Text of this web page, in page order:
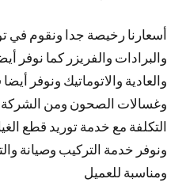
أسعارنا رخيصة جدا ونقوم في
والبرادات والفريزر كما نوفر
والعادية والاتوماتيك ونوفر
وغسالات الصحون ومن
التكلفة مع خدمة توريد قطع
ونوفر خدمة التركيب وصيانة
ومناسبة للعميل